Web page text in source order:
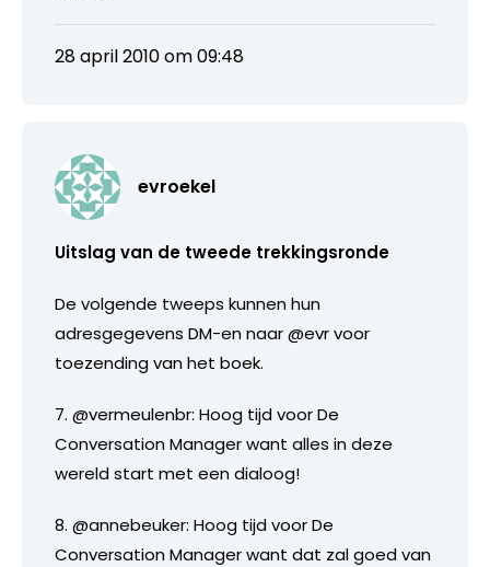
28 april 2010 om 09:48
evroekel
Uitslag van de tweede trekkingsronde
De volgende tweeps kunnen hun
adresgegevens DM-en naar @evr voor
toezending van het boek.
7. @vermeulenbr: Hoog tijd voor De
Conversation Manager want alles in deze
wereld start met een dialoog!
8. @annebeuker: Hoog tijd voor De
Conversation Manager want dat zal goed van